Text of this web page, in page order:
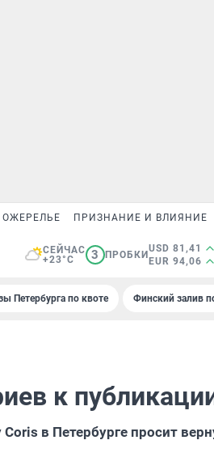
ПРИЗНАНИЕ И ВЛИЯНИЕ
СЕЙЧАС
+23°C
3 ПРОБКИ
USD 81,41
EUR 94,06
Петербурга по квоте Финский залив
к
в Петербурге просит